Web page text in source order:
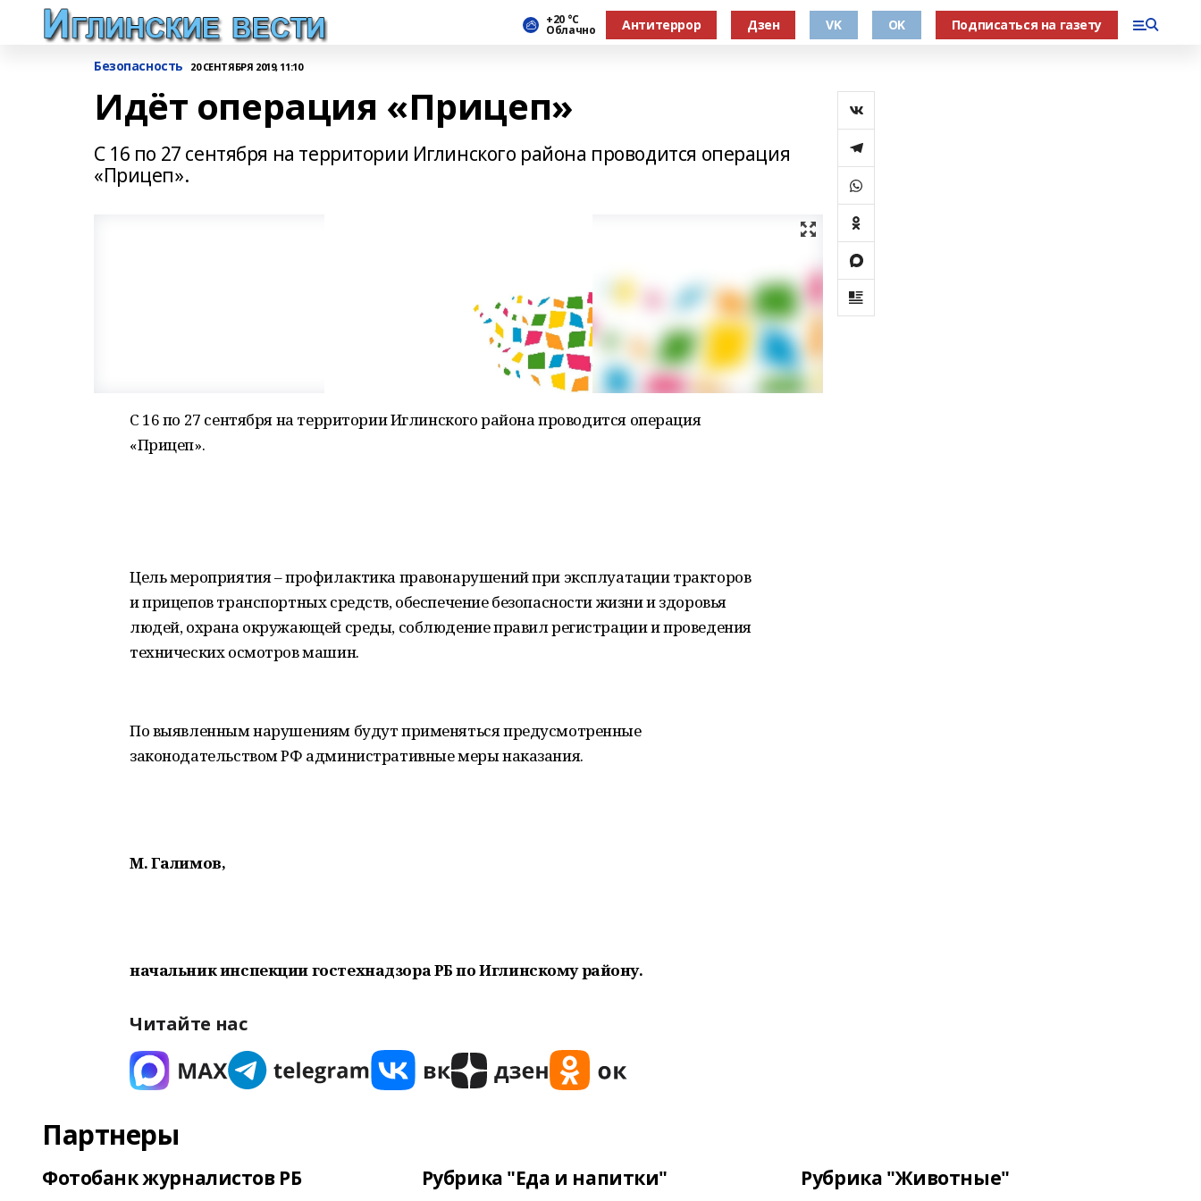
+20 °С
Облачно Антитеррор Дзен VK OK Подписаться на газету
Безопасность 20 СЕНТЯБРЯ 2019, 11:10
Идёт операция «Прицеп»
С 16 по 27 сентября на территории Иглинского района проводится операция
«Прицеп».
С 16 по 27 сентября на территории Иглинского района проводится операция
«Прицеп».
Цель мероприятия – профилактика правонарушений при эксплуатации тракторов
и прицепов транспортных средств, обеспечение безопасности жизни и здоровья
людей, охрана окружающей среды, соблюдение правил регистрации и проведения
технических осмотров машин.
По выявленным нарушениям будут применяться предусмотренные
законодательством РФ административные меры наказания.
М. Галимов,
начальник инспекции гостехнадзора РБ по Иглинскому району.
Читайте нас
Партнеры
Фотобанк журналистов РБ Рубрика "Еда и напитки" Рубрика "Животные"